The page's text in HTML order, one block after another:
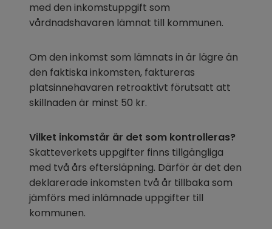
med den inkomstuppgift som
vårdnadshavaren lämnat till kommunen.
Om den inkomst som lämnats in är lägre än
den faktiska inkomsten, faktureras
platsinnehavaren retroaktivt förutsatt att
skillnaden är minst 50 kr.
Vilket inkomstår är det som kontrolleras?
Skatteverkets uppgifter finns tillgängliga
med två års eftersläpning. Därför är det den
deklarerade inkomsten två år tillbaka som
jämförs med inlämnade uppgifter till
kommunen.